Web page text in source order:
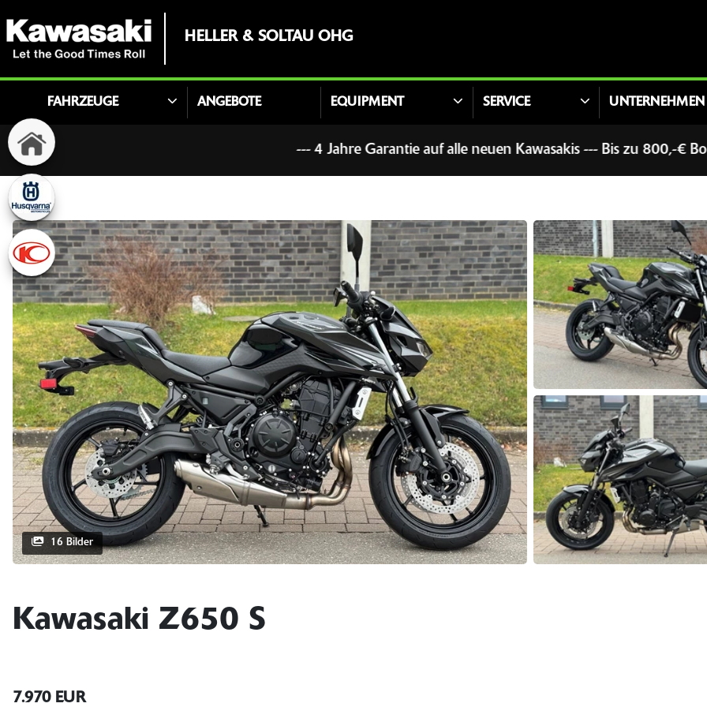
HELLER & SOLTAU OHG
FAHRZEUGE ANGEBOTE EQUIPMENT SERVICE UNTERNEHMEN
--- 4 Jahre Garantie auf alle neuen Kawasakis --- Bis zu 800,-€ Bonus für
16 Bilder
Kawasaki Z650 S
7.970 EUR